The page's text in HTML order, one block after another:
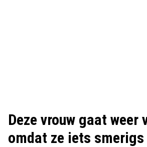
Deze vrouw gaat weer
omdat ze iets